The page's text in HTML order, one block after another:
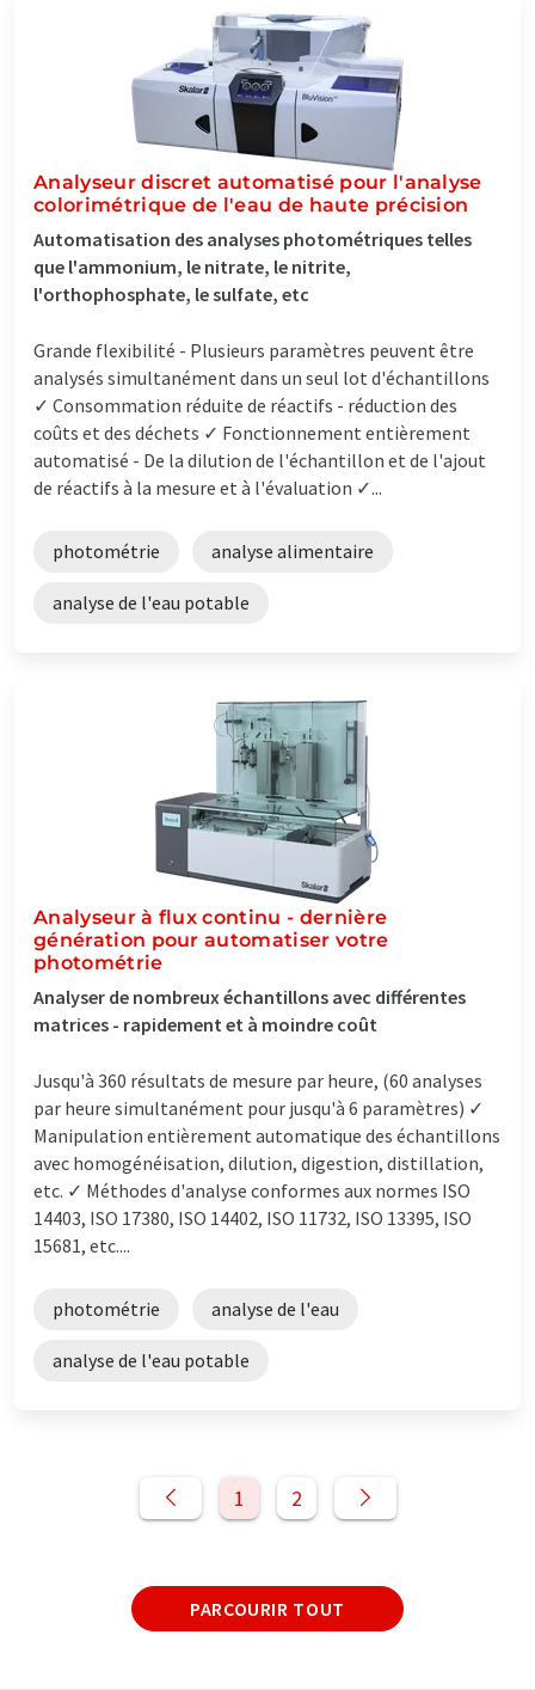
Analyseur discret automatisé pour l'analyse
colorimétrique de l'eau de haute précision
Automatisation des analyses photométriques telles
que l'ammonium, le nitrate, le nitrite,
l'orthophosphate, le sulfate, etc
Grande flexibilité - Plusieurs paramètres peuvent être
analysés simultanément dans un seul lot d'échantillons
✓ Consommation réduite de réactifs - réduction des
coûts et des déchets ✓ Fonctionnement entièrement
automatisé - De la dilution de l'échantillon et de l'ajout
de réactifs à la mesure et à l'évaluation ✓...
photométrie analyse alimentaire
analyse de l'eau potable
Analyseur à flux continu - dernière
génération pour automatiser votre
photométrie
Analyser de nombreux échantillons avec différentes
matrices - rapidement et à moindre coût
Jusqu'à 360 résultats de mesure par heure, (60 analyses
par heure simultanément pour jusqu'à 6 paramètres) ✓
Manipulation entièrement automatique des échantillons
avec homogénéisation, dilution, digestion, distillation,
etc. ✓ Méthodes d'analyse conformes aux normes ISO
14403, ISO 17380, ISO 14402, ISO 11732, ISO 13395, ISO
15681, etc....
photométrie analyse de l'eau
analyse de l'eau potable
1 2
PARCOURIR TOUT